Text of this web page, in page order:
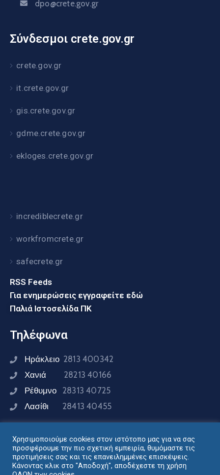
dpo@crete.gov.gr
Σύνδεσμοι crete.gov.gr
crete.gov.gr
it.crete.gov.gr
gis.crete.gov.gr
gdme.crete.gov.gr
ekloges.crete.gov.gr
incrediblecrete.gr
workfromcrete.gr
safecrete.gr
RSS Feeds
Για ενημερώσεις εγγραφείτε εδώ
Παλιά Ιστοσελίδα ΠΚ
Τηλέφωνα
Ηράκλειο 2813 400342
Χανιά 28213 40166
Ρέθυμνο 28313 40725
Λασίθι 28413 40455
Συνδεθείτε μαζί μας
Χρησιμοποιούμε cookies στον ιστότοπο μας για να σας
προσφέρουμε την πιο σχετική εμπειρία, θυμόμαστε τις
προτιμήσεις σας και τις επανειλημμένες επισκέψεις.
Κάνοντας κλικ στο "Αποδοχή", αποδέχεστε τη χρήση